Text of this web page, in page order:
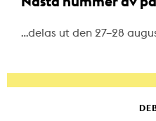
…delas ut den 27–28